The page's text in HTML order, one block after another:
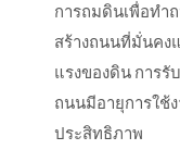
การถมดินเพื่อทำ
สร้างถนนที่มั่นคง
แรงของดิน การรั
ถนนมีอายุการใช้
ประสิทธิภาพ